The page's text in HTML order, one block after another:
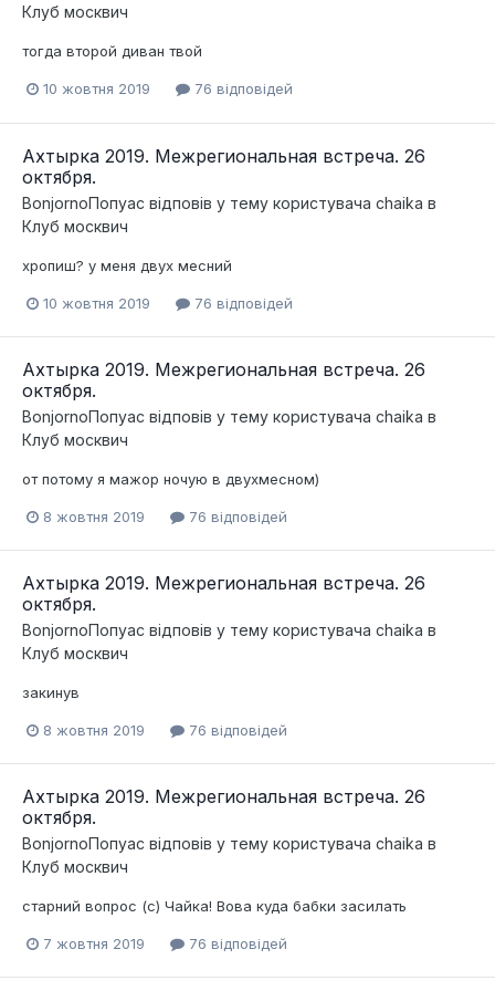
Клуб москвич
тогда второй диван твой
10 жовтня 2019 76 відповідей
Ахтырка 2019. Межрегиональная встреча. 26
октября.
BonjornoПопуас відповів у тему користувача chaika в
Клуб москвич
хропиш? у меня двух месний
10 жовтня 2019 76 відповідей
Ахтырка 2019. Межрегиональная встреча. 26
октября.
BonjornoПопуас відповів у тему користувача chaika в
Клуб москвич
от потому я мажор ночую в двухмесном)
8 жовтня 2019 76 відповідей
Ахтырка 2019. Межрегиональная встреча. 26
октября.
BonjornoПопуас відповів у тему користувача chaika в
Клуб москвич
закинув
8 жовтня 2019 76 відповідей
Ахтырка 2019. Межрегиональная встреча. 26
октября.
BonjornoПопуас відповів у тему користувача chaika в
Клуб москвич
старний вопрос (с) Чайка! Вова куда бабки засилать
7 жовтня 2019 76 відповідей